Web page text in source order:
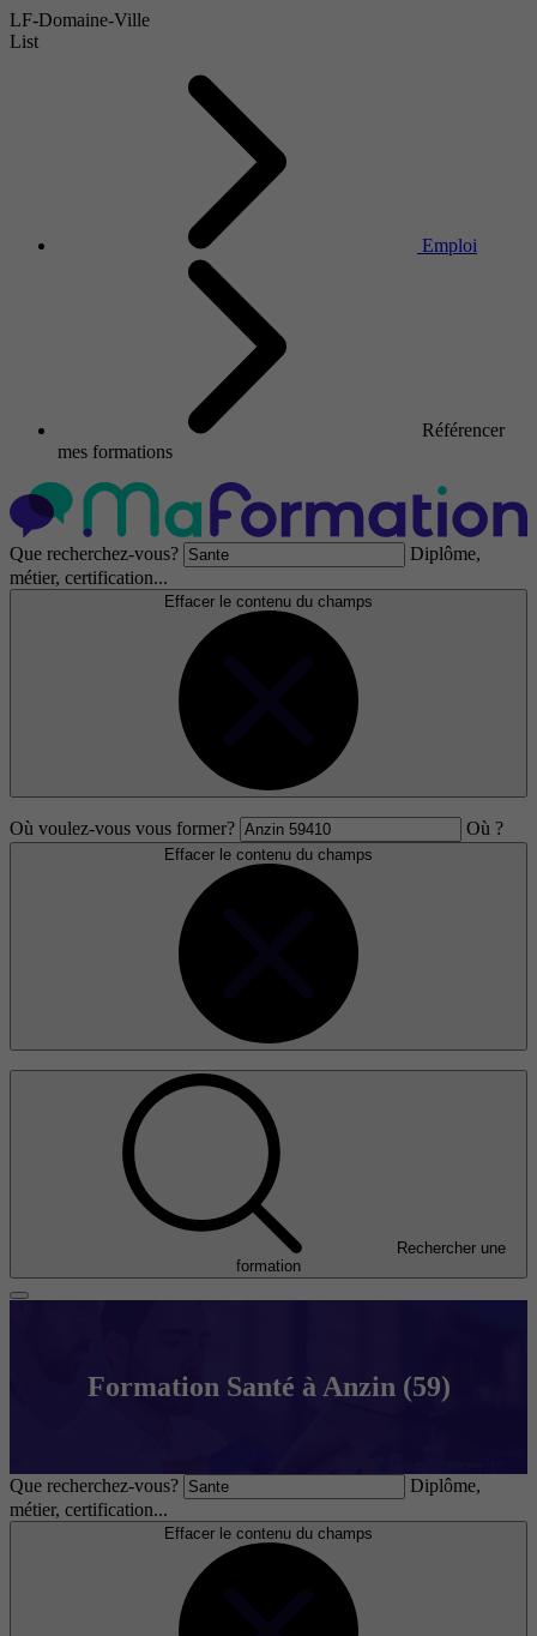
LF-Domaine-Ville
List
Emploi
Référencer
mes formations
Que recherchez-vous?
Diplôme,
métier, certification...
Effacer le contenu du champs
Où voulez-vous vous former? Où ?
Effacer le contenu du champs
Rechercher une
formation
Formation Santé à Anzin (59)
Que recherchez-vous?
Diplôme,
métier, certification...
Effacer le contenu du champs